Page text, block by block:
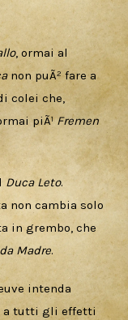
, ormai al
non puÃ² fare a
colei che,
piÃ¹ Fremen
Duca Leto.
non cambia solo
in grembo, che
Madre.
intenda
a tutti gli effetti